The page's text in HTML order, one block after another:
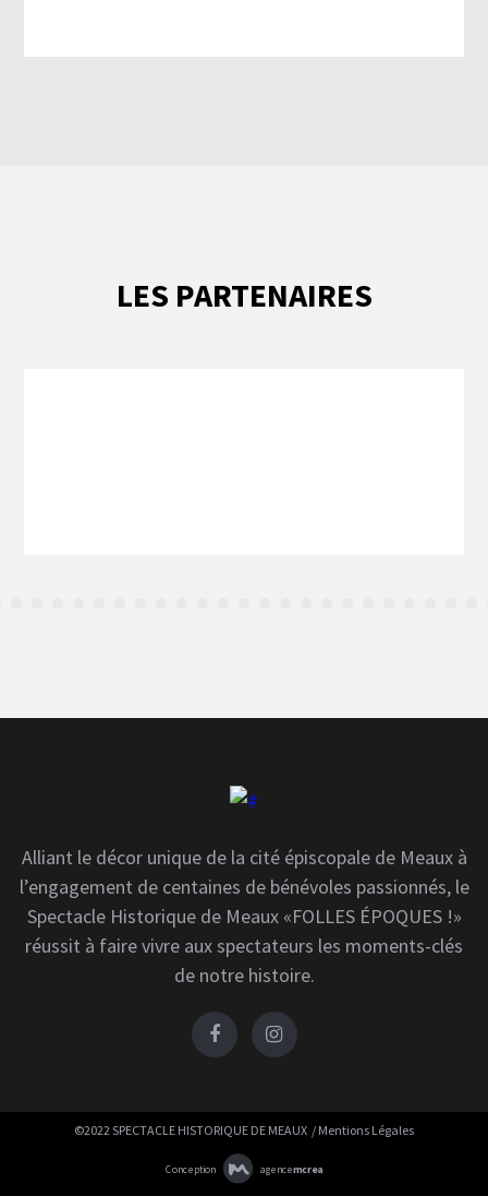
LES PARTENAIRES
Alliant le décor unique de la cité épiscopale de Meaux à
l’engagement de centaines de bénévoles passionnés, le
Spectacle Historique de Meaux «FOLLES ÉPOQUES !»
réussit à faire vivre aux spectateurs les moments-clés
de notre histoire.
©2022 SPECTACLE HISTORIQUE DE MEAUX / Mentions Légales
Conception agencemcrea